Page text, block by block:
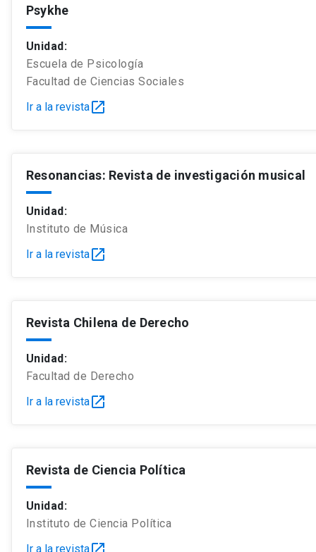
Psykhe
Unidad:
Escuela de Psicología
Facultad de Ciencias Sociales
Ir a la revistaopen_in_new
Resonancias: Revista de investigación musical
Unidad:
Instituto de Música
Ir a la revistaopen_in_new
Revista Chilena de Derecho
Unidad:
Facultad de Derecho
Ir a la revistaopen_in_new
Revista de Ciencia Política
Unidad:
Instituto de Ciencia Política
Ir a la revista